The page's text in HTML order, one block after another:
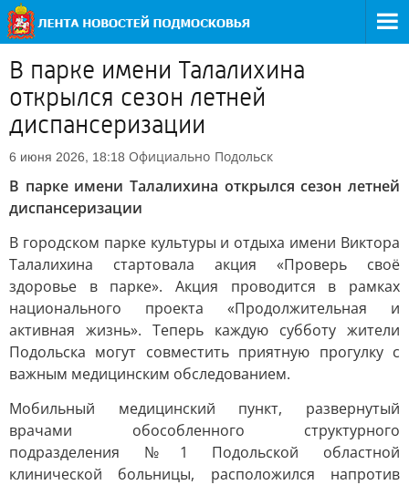
В парке имени Талалихина
открылся сезон летней
диспансеризации
6 июня 2026, 18:18 Официально Подольск
В парке имени Талалихина открылся сезон летней
диспансеризации
В городском парке культуры и отдыха имени Виктора
Талалихина стартовала акция «Проверь своё
здоровье в парке». Акция проводится в рамках
национального проекта «Продолжительная и
активная жизнь». Теперь каждую субботу жители
Подольска могут совместить приятную прогулку с
важным медицинским обследованием.
Мобильный медицинский пункт, развернутый
врачами обособленного структурного
подразделения №1 Подольской областной
клинической больницы, расположился напротив